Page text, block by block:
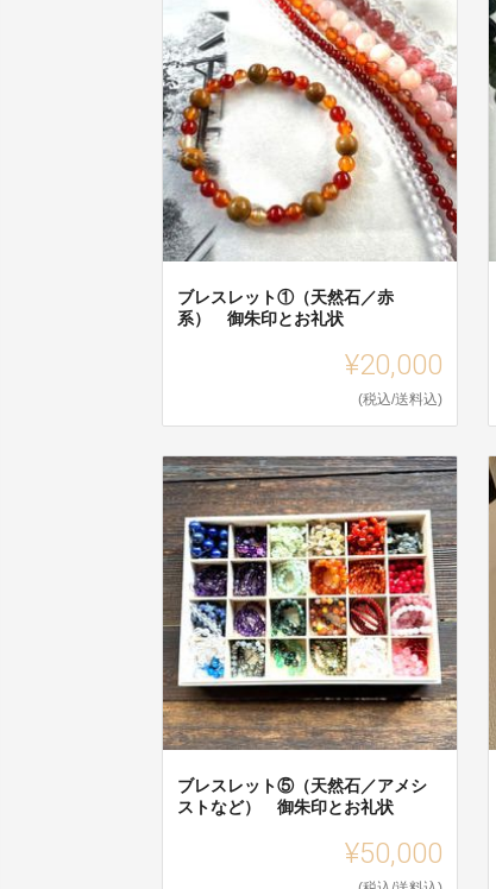
ブレスレット①（天然石／赤
系） 御朱印とお礼状
¥20,000
(税込/送料込)
ブレスレット⑤（天然石／アメシ
ストなど） 御朱印とお礼状
¥50,000